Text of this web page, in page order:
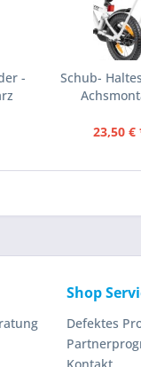
-
Schub-
23,50 €
Shop
Defektes